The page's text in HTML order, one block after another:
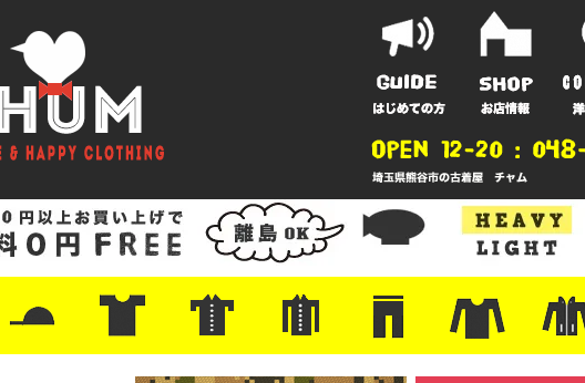
・レザーシューズ/スニーカー
・プリントTシャツ
・バンド/ツアー
・キャラクター
・Nike/adidas/スポーツ
・チャンピオン
・サーフ/スケート
・ボーダー/総柄/無地
・フットボール/リンガー
・タンクトップ/NBA・ポロシャツ
・半袖シャツ
・アロハ/サーフ/ボーリング
・ラルフ/ブランド
・無地/チェック/ストライプ
・ワーク/ミリタリー/ウエスタ
・ネル/ウール ・ショートパンツ
・アウトドア/グラミチ
・ジーンズ/ペインター
・Levi's RED
・ミリタリー/ワーク
・コーデュロイ/スタプレ
・コットン/スラックス/チノ
・オーバーオール/つなぎ
・ジャージ/スウェット/ナイロ・セントジェームス/ルミノア
・ロンT/サーマル/ラグビー
・プリン
・チャン
・パーカー